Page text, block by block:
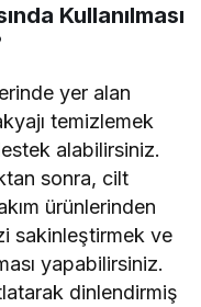
Kullanılması
yer alan
temizlemek
alabilirsiniz.
sonra, cilt
ürünlerinden
sakinleştirmek ve
yapabilirsiniz.
dinlendirmiş